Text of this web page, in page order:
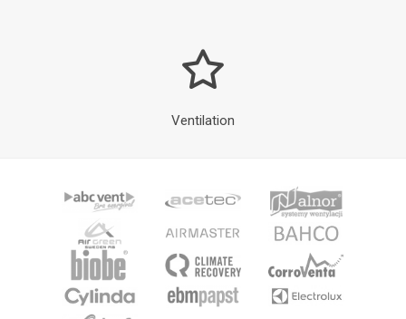
Ventilation